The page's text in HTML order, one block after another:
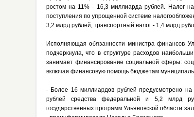
ростом на 11% - 16,3 миллиарда рублей. Налог
поступления по упрощенной системе
3,2 млрд рублей, транспортный налог - 1,4 млрд
Исполняющая обязанности министра финансов
подчеркнула, что в структуре расходов
занимает финансирование социальной сферы:
включая финансовую помощь бюджетам
- Более 16 миллиардов рублей предусмотрено
рублей средства федеральной и 5,2 млрд
государственных программ Ульяновской области